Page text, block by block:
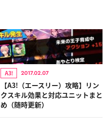
A3! 2017.02.07
【A3!（エースリー）攻略】リン
クスキル効果と対応ユニットまと
め（随時更新）